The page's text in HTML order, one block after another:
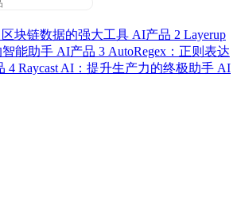
区块链数据的强大工具 AI产品 2 Layerup
能助手 AI产品 3 AutoRegex：正则表达
4 Raycast AI：提升生产力的终极助手 AI